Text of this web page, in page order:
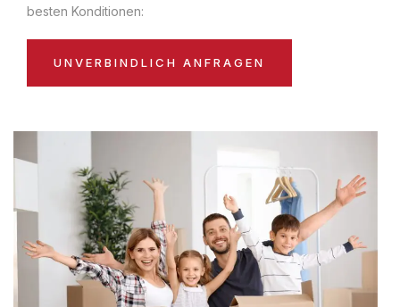
besten Konditionen:
UNVERBINDLICH ANFRAGEN